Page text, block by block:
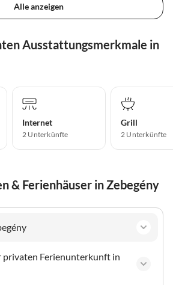
Alle anzeigen
Ausstattungsmerkmale in
Internet
2 Unterkünfte
Grill
2 Unterkünfte
& Ferienhäuser in Zebegény
privaten Ferienunterkunft in